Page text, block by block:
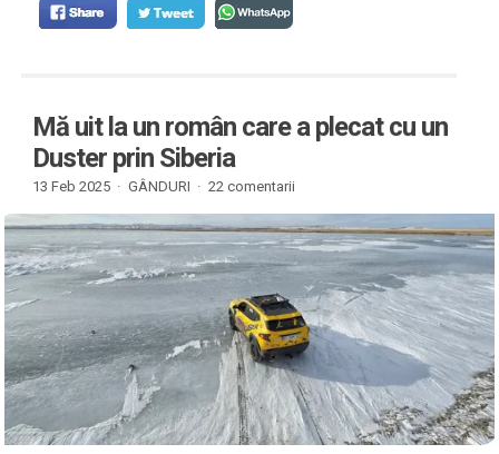
Mă uit la un român care a plecat cu un
Duster prin Siberia
13 Feb 2025 · GÂNDURI · 22 comentarii